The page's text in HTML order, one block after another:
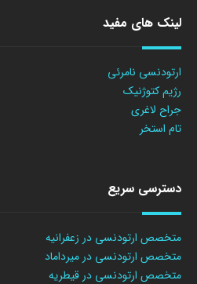
لینک های مفید
ارتودنسی نامرئی
رژیم کتوژنیک
جراح لاغری
تام استخر
دسترسی سریع
متخصص ارتودنسی در زعفرانیه
متخصص ارتودنسی در میرداماد
متخصص ارتودنسی در قیطریه